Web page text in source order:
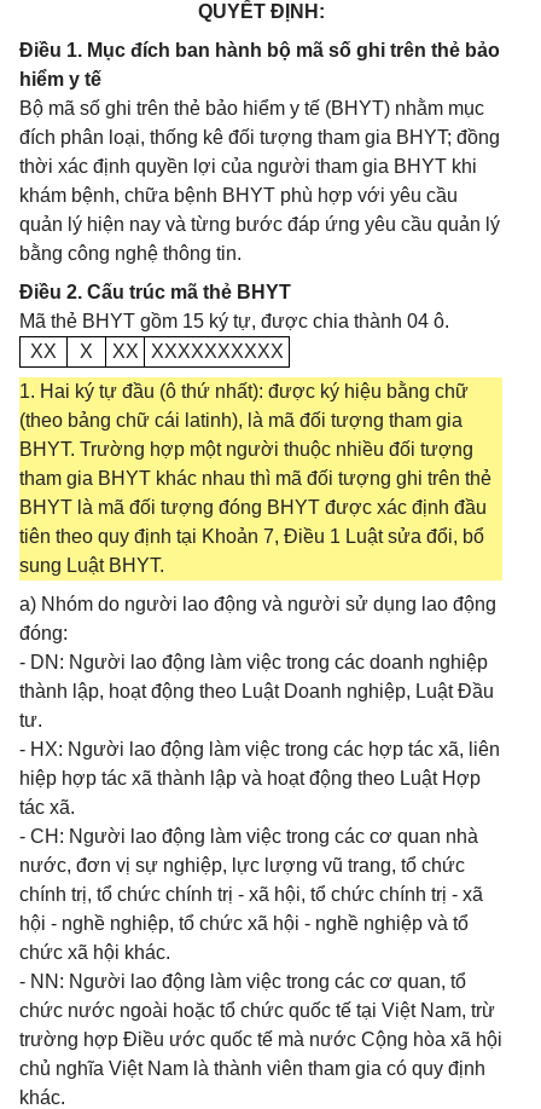
QUYẾT ĐỊNH:
Điều 1. Mục đích ban hành bộ mã số ghi trên thẻ bảo
hiểm y tế
Bộ mã số ghi trên thẻ bảo hiểm y tế (BHYT) nhằm mục
đích phân loại, thống kê đối tượng tham gia BHYT; đồng
thời xác định quyền lợi của người tham gia BHYT khi
khám bệnh, chữa bệnh BHYT phù hợp với yêu cầu
quản lý hiện nay và từng bước đáp ứng yêu cầu quản lý
bằng công nghệ thông tin.
Điều 2. Cấu trúc mã thẻ BHYT
Mã thẻ BHYT gồm 15 ký tự, được chia thành 04 ô.
XX
X XX
XXXXXXXXXX
1. Hai ký tự đầu (ô thứ nhất): được ký hiệu bằng chữ
(theo bảng chữ cái latinh), là mã đối tượng tham gia
BHYT. Trường hợp một người thuộc nhiều đối tượng
tham gia BHYT khác nhau thì mã đối tượng ghi trên thẻ
BHYT là mã đối tượng đóng BHYT được xác định đầu
tiên theo quy định tại Khoản 7, Điều 1 Luật sửa đổi, bổ
sung Luật BHYT.
a) Nhóm do người lao động và người sử dụng lao động
đóng:
- DN: Người lao động làm việc trong các doanh nghiệp
thành lập, hoạt động theo Luật Doanh nghiệp, Luật Đầu
tư.
- HX: Người lao động làm việc trong các hợp tác xã, liên
hiệp hợp tác xã thành lập và hoạt động theo Luật Hợp
tác xã.
- CH: Người lao động làm việc trong các cơ quan nhà
nước, đơn vị sự nghiệp, lực lượng vũ trang, tổ chức
chính trị, tổ chức chính trị - xã hội, tổ chức chính trị - xã
hội - nghề nghiệp, tổ chức xã hội - nghề nghiệp và tổ
chức xã hội khác.
- NN: Người lao động làm việc trong các cơ quan, tổ
chức nước ngoài hoặc tổ chức quốc tế tại Việt Nam, trừ
trường hợp Điều ước quốc tế mà nước Cộng hòa xã hội
chủ nghĩa Việt Nam là thành viên tham gia có quy định
khác.